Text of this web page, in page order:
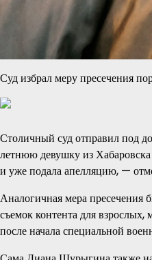
Суд избрал меру пресечения
Столичный суд отправил под
летнюю девушку из
и уже подала апелляцию, —
Аналогичная мера
съемок контента для
после начала специальной